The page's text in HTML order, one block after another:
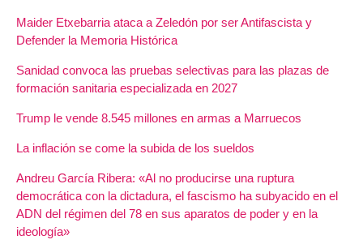
Maider Etxebarria ataca a Zeledón por ser Antifascista y
Defender la Memoria Histórica
Sanidad convoca las pruebas selectivas para las plazas de
formación sanitaria especializada en 2027
Trump le vende 8.545 millones en armas a Marruecos
La inflación se come la subida de los sueldos
Andreu García Ribera: «Al no producirse una ruptura
democrática con la dictadura, el fascismo ha subyacido en el
ADN del régimen del 78 en sus aparatos de poder y en la
ideología»